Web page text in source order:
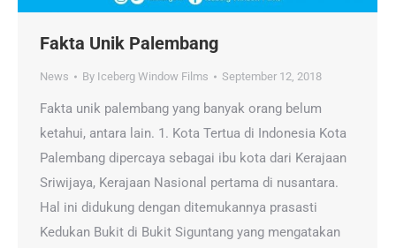
Fakta Unik Palembang
News By Iceberg Window Films September 12, 2018
Fakta unik palembang yang banyak orang belum
ketahui, antara lain. 1. Kota Tertua di Indonesia Kota
Palembang dipercaya sebagai ibu kota dari Kerajaan
Sriwijaya, Kerajaan Nasional pertama di nusantara.
Hal ini didukung dengan ditemukannya prasasti
Kedukan Bukit di Bukit Siguntang yang mengatakan